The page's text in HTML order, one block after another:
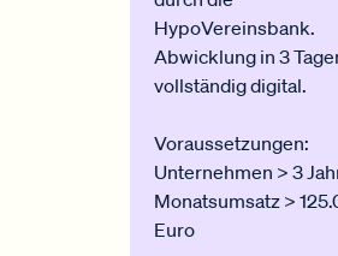
HypoVereinsbank.
Abwicklung in 3
vollständig digital.
Voraussetzungen:
Unternehmen > 3
Monatsumsatz >
Euro